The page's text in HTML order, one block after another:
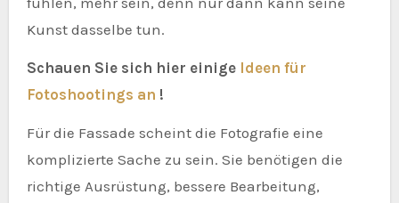
Kunst dasselbe tun.
Schauen Sie sich hier einige Ideen für
Fotoshootings an !
Für die Fassade scheint die Fotografie eine
komplizierte Sache zu sein. Sie benötigen die
richtige Ausrüstung, bessere Bearbeitung,